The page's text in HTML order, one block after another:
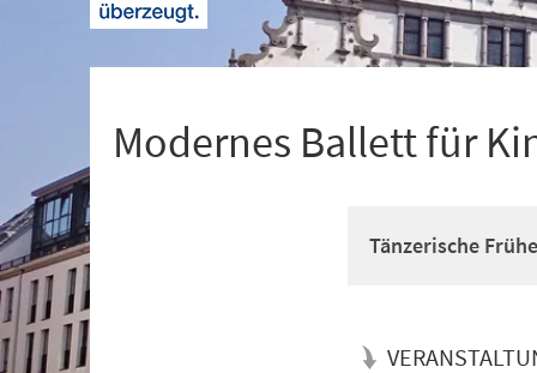
Modernes Ballett für
Tänzerische